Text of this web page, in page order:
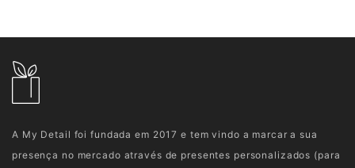
A My Detail foi fundada em 2017 e tem vindo a marcar a sua
presença no mercado através de presentes personalizados (para